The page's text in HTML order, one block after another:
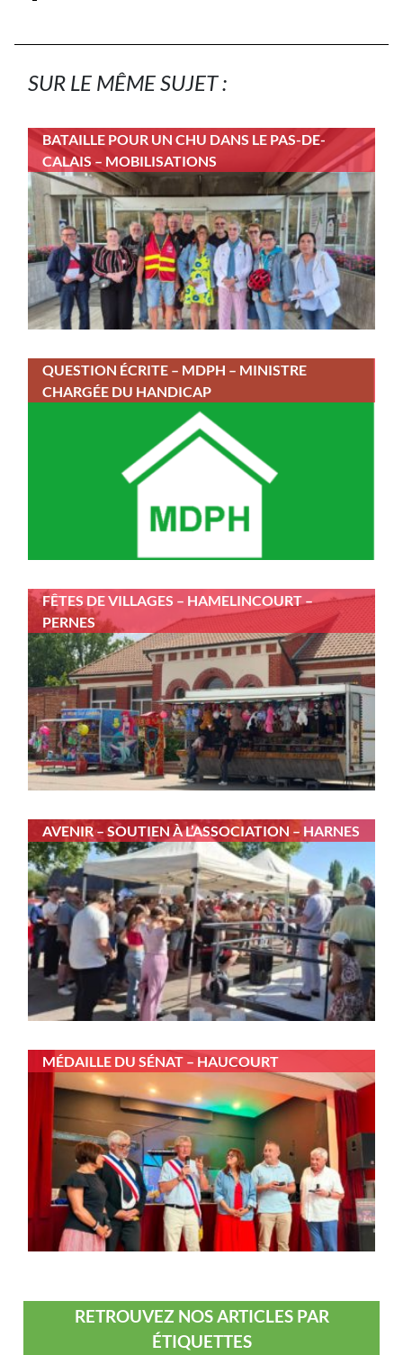
SUR LE MÊME SUJET :
BATAILLE POUR UN CHU DANS LE PAS-DE-
CALAIS – MOBILISATIONS
QUESTION ÉCRITE – MDPH – MINISTRE
CHARGÉE DU HANDICAP
FÊTES DE VILLAGES – HAMELINCOURT –
PERNES
AVENIR – SOUTIEN À L’ASSOCIATION – HARNES
MÉDAILLE DU SÉNAT – HAUCOURT
RETROUVEZ NOS ARTICLES PAR
ÉTIQUETTES